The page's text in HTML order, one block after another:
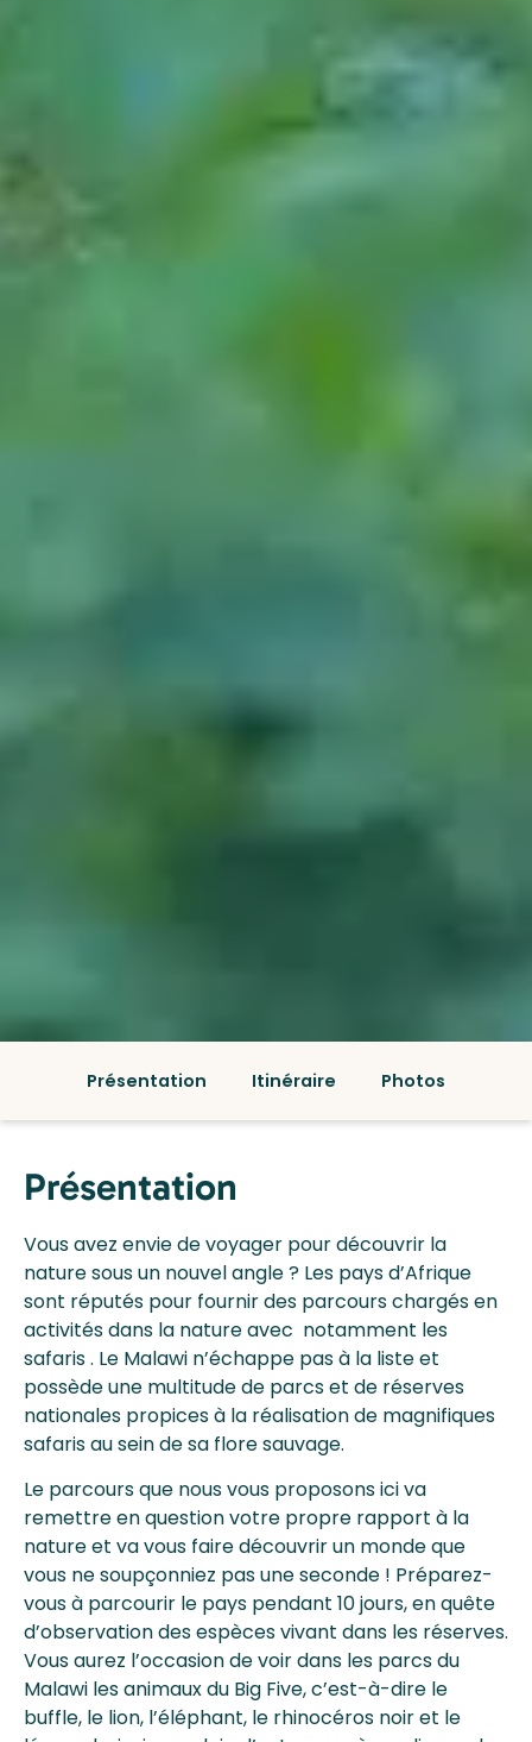
Présentation Itinéraire Photos
Présentation
Vous avez envie de voyager pour découvrir la
nature sous un nouvel angle ? Les pays d’Afrique
sont réputés pour fournir des parcours chargés en
activités dans la nature avec notamment les
safaris . Le Malawi n’échappe pas à la liste et
possède une multitude de parcs et de réserves
nationales propices à la réalisation de magnifiques
safaris au sein de sa flore sauvage.
Le parcours que nous vous proposons ici va
remettre en question votre propre rapport à la
nature et va vous faire découvrir un monde que
vous ne soupçonniez pas une seconde ! Préparez-
vous à parcourir le pays pendant 10 jours, en quête
d’observation des espèces vivant dans les réserves.
Vous aurez l’occasion de voir dans les parcs du
Malawi les animaux du Big Five, c’est-à-dire le
buffle, le lion, l’éléphant, le rhinocéros noir et le